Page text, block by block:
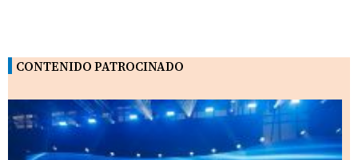
CONTENIDO PATROCINADO